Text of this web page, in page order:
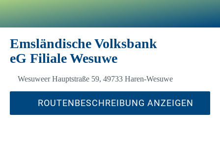
Emsländische Volksbank
eG Filiale Wesuwe
Wesuweer Hauptstraße 59, 49733 Haren-Wesuwe
ROUTENBESCHREIBUNG ANZEIGEN